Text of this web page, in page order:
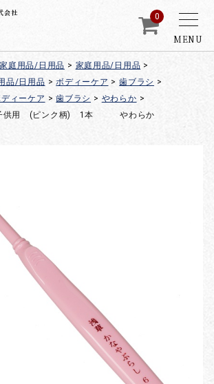
MENU
会社 0
家庭用品/日用品 > 家庭用品/日用品 >
品/日用品 > ボディーケア > 歯ブラシ >
ィーケア > 歯ブラシ > やわらか >
供用 (ピンク柄) 1本 やわらか